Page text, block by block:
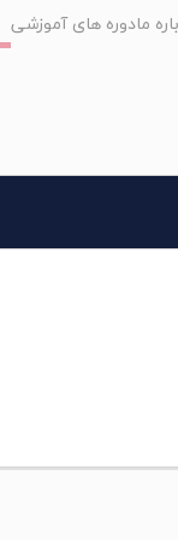
مادوره های آموزشی